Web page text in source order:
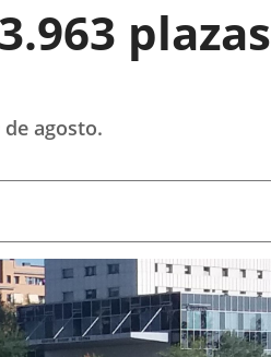
plazas
agosto.